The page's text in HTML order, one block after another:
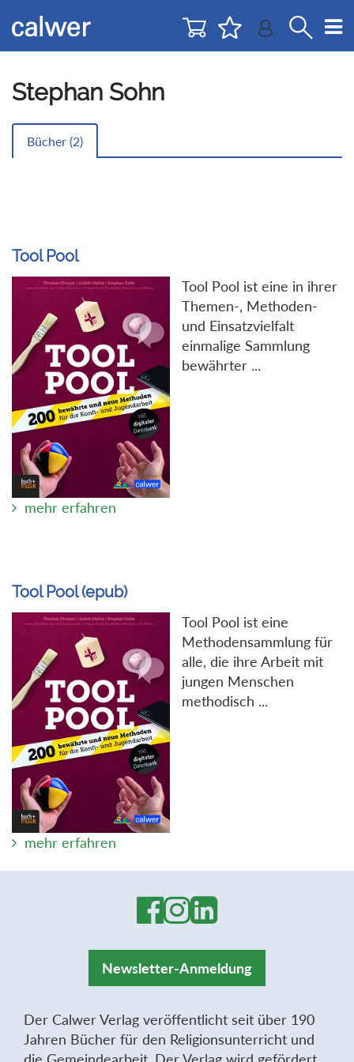
zur
Navigation
zum
Inhalt
Stephan Sohn
Bücher (2)
Tool Pool
Tool Pool ist eine in ihrer
Themen-, Methoden-
und Einsatzvielfalt
einmalige Sammlung
bewährter ...
mehr erfahren
Tool Pool (epub)
Tool Pool ist eine
Methodensammlung für
alle, die ihre Arbeit mit
jungen Menschen
methodisch ...
mehr erfahren
Newsletter-Anmeldung
Der Calwer Verlag veröffentlicht seit über 190
Jahren Bücher für den Religionsunterricht und